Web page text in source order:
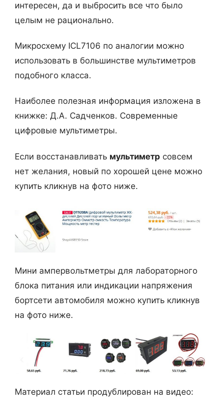
интересен, да и выбросить все что было
целым не рационально.
Микросхему ICL7106 по аналогии можно
использовать в большинстве мультиметров
подобного класса.
Наиболее полезная информация изложена в
книжке: Д.А. Садченков. Современные
цифровые мультиметры.
Если восстанавливать мультиметр совсем
нет желания, новый по хорошей цене можно
купить кликнув на фото ниже.
Мини ампервольтметры для лабораторного
блока питания или индикации напряжения
бортсети автомобиля можно купить кликнув
на фото ниже.
Материал статьи продублирован на видео: